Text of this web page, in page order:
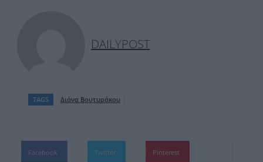
DAILYPOST
TAGS Διάνα Βουτυράκου
Facebook Twitter Pinterest